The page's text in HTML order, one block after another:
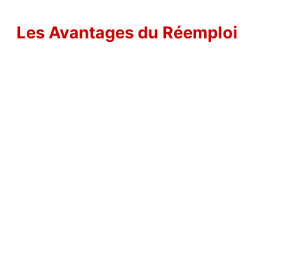
Les Avantages du Réemploi